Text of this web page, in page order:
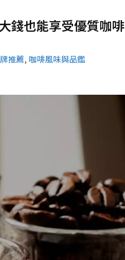
錢也能享受優質咖啡
推薦, 咖啡風味與品鑑